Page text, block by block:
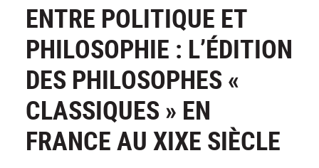
ENTRE POLITIQUE ET
PHILOSOPHIE : L’ÉDITION
DES PHILOSOPHES «
CLASSIQUES » EN
FRANCE AU XIXE SIÈCLE